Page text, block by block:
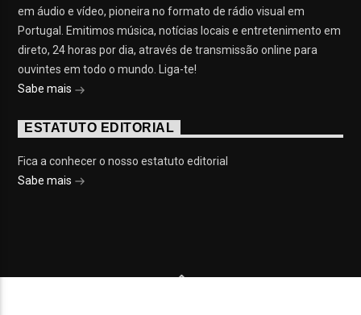
em áudio e vídeo, pioneira no formato de rádio visual em
Portugal. Emitimos música, notícias locais e entretenimento em
direto, 24 horas por dia, através de transmissão online para
ouvintes em todo o mundo. Liga-te!
Sabe mais
ESTATUTO EDITORIAL
Fica a conhecer o nosso estatuto editorial
Sabe mais